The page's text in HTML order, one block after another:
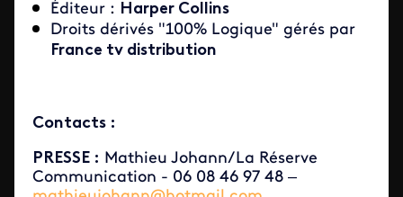
Éditeur : Harper Collins
Droits dérivés "100% Logique" gérés par
France tv distribution
Contacts :
PRESSE : Mathieu Johann/La Réserve
Communication - 06 08 46 97 48 –